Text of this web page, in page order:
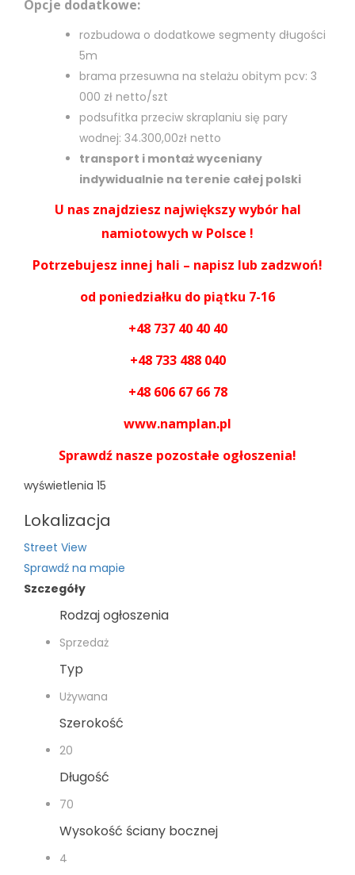
Opcje dodatkowe:
rozbudowa o dodatkowe segmenty długości
5m
brama przesuwna na stelażu obitym pcv: 3
000 zł netto/szt
podsufitka przeciw skraplaniu się pary
wodnej: 34.300,00zł netto
transport i montaż wyceniany
indywidualnie na terenie całej polski
U nas znajdziesz największy wybór hal
namiotowych w Polsce !
Potrzebujesz innej hali – napisz lub zadzwoń!
od poniedziałku do piątku 7-16
+48 737 40 40 40
+48 733 488 040
+48 606 67 66 78
www.namplan.pl
Sprawdź nasze pozostałe ogłoszenia!
wyświetlenia 15
Lokalizacja
Street View
Sprawdź na mapie
Szczegóły
Rodzaj ogłoszenia
Sprzedaż
Typ
Używana
Szerokość
20
Długość
70
Wysokość ściany bocznej
4